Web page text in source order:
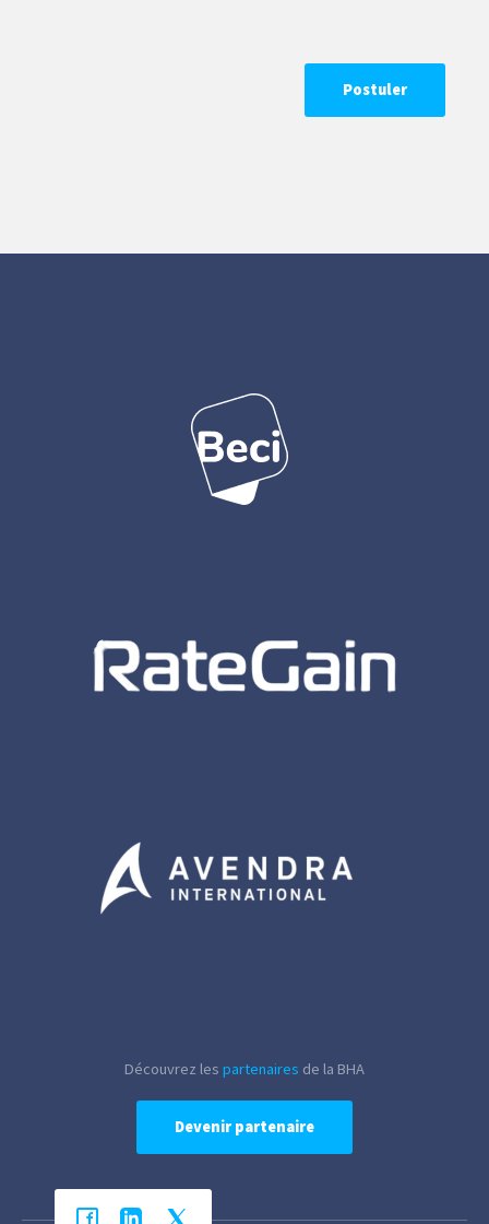
Postuler
Découvrez les partenaires de la BHA
Devenir partenaire